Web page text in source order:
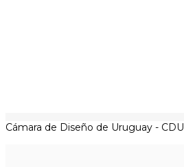
Cámara de Diseño de Uruguay - CDU